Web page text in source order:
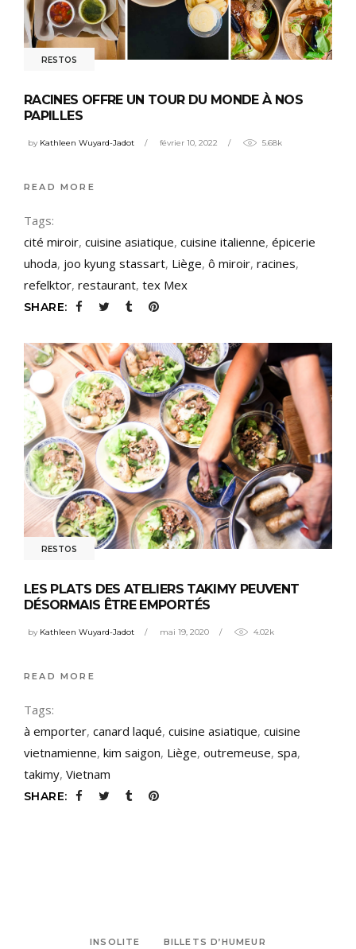
RESTOS
RACINES OFFRE UN TOUR DU MONDE À NOS
PAPILLES
by Kathleen Wuyard-Jadot février 10, 2022 5.68k
READ MORE
Tags:
cité miroir, cuisine asiatique, cuisine italienne, épicerie
uhoda, joo kyung stassart, Liège, ô miroir, racines,
refelktor, restaurant, tex Mex
SHARE:
RESTOS
LES PLATS DES ATELIERS TAKIMY PEUVENT
DÉSORMAIS ÊTRE EMPORTÉS
by Kathleen Wuyard-Jadot mai 19, 2020 4.02k
READ MORE
Tags:
à emporter, canard laqué, cuisine asiatique, cuisine
vietnamienne, kim saigon, Liège, outremeuse, spa,
takimy, Vietnam
SHARE:
INSOLITE BILLETS D’HUMEUR